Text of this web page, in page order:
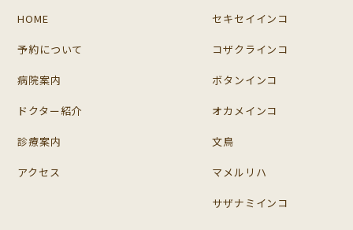
HOME
予約について
病院案内
ドクター紹介
診療案内
アクセス
セキセイインコ
コザクラインコ
ボタンインコ
オカメインコ
文鳥
マメルリハ
サザナミインコ